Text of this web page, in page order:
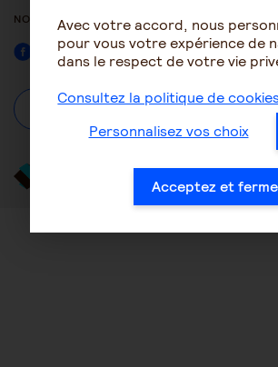
NOUS SUIVRE
Facebook
À propos Se
Avec votre accord, nous
pour vous votre expérience de
dans le respect de votre vie
Consultez la politique de
Personnalisez vos choix
Acceptez et